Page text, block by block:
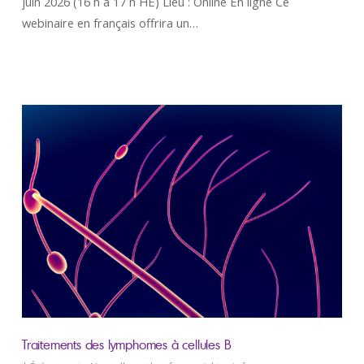
Organisez un événement au profit de
Lymphome Canada
Visitez notre portail d'événements communautaires pour obtenir des ressources utiles qui vous aideront à
organiser votre propre événement de collecte de fonds au profit de Lymphome Canada.
VISITEZ NOTRE PORTAIL
D’ÉVÉNEMENTS COMMUNAUTAIRES
webinaire en français offrira un…
Traitements des lymphomes à cellules B